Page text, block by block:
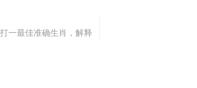
一最佳准确生肖，解释